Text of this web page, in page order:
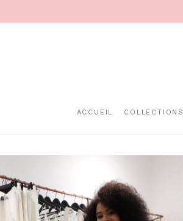
ACCUEIL COLLECTIONS